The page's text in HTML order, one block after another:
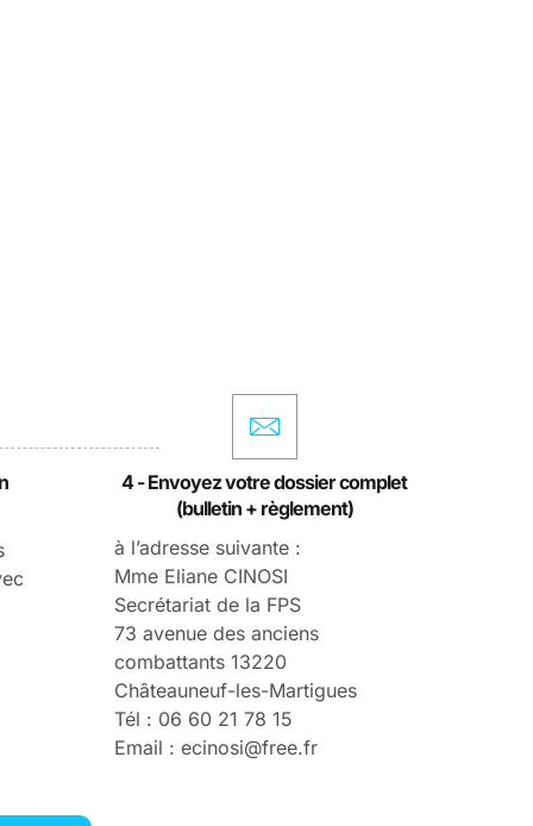
4 - Envoyez votre dossier complet
(bulletin + règlement)
à l’adresse suivante :
Mme Eliane CINOSI
Secrétariat de la FPS
73 avenue des anciens
combattants 13220
Châteauneuf-les-Martigues
Tél : 06 60 21 78 15
Email : ecinosi@free.fr